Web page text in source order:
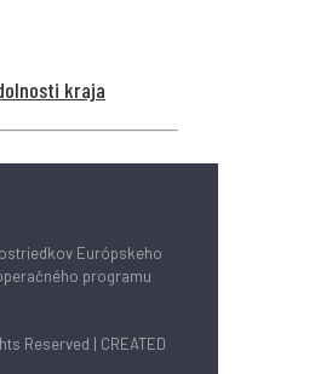
kraja
Európskeho
programu
Reserved | CREATED